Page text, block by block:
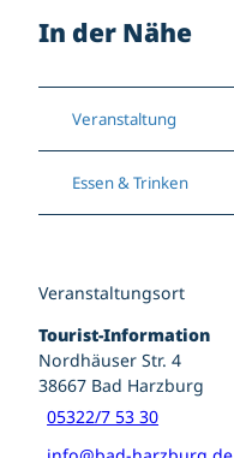
In der Nähe
Veranstaltung
Essen & Trinken
Veranstaltungsort
Tourist-Information
Nordhäuser Str. 4
38667 Bad Harzburg
05322/7 53 30